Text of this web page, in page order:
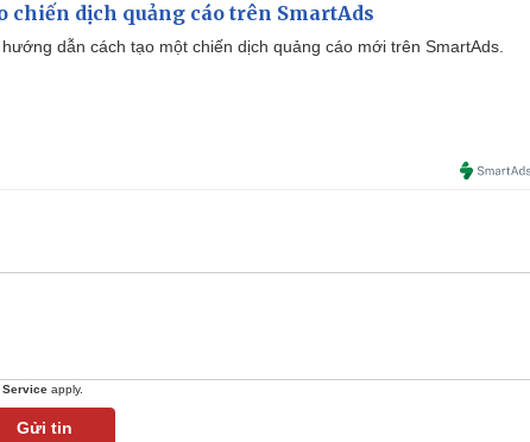
chiến dịch quảng cáo trên SmartAds
dẫn cách tạo một chiến dịch quảng cáo mới trên SmartAds.
Service apply.
Gửi tin